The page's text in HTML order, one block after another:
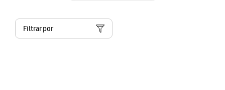
Filtrar por